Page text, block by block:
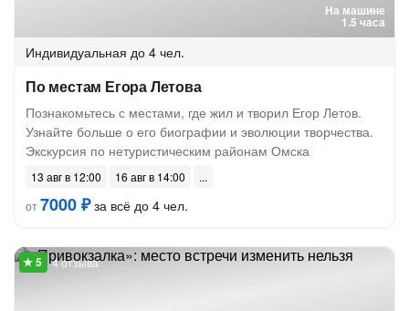
На машине
1.5 часа
Индивидуальная до 4 чел.
По местам Егора Летова
Познакомьтесь с местами, где жил и творил Егор Летов.
Узнайте больше о его биографии и эволюции творчества.
Экскурсия по нетуристическим районам Омска
13 авг в 12:00
16 авг в 14:00
от7000 ₽за всё до 4 чел.
4 отзыва